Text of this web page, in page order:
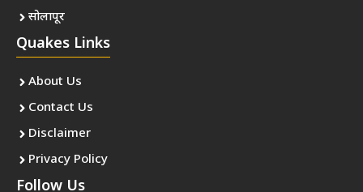
सोलापूर
Quakes Links
About Us
Contact Us
Disclaimer
Privacy Policy
Follow Us